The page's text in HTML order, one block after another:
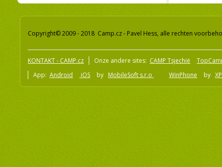
Copyright© 2009 - 2018 Camp.cz - Pavel Hess, alle rechten
KONTAKT - CAMP.cz Onze andere sites: CAMP Tsjechië
App: Android iOS by MobileSoft s.r.o WinPhone by